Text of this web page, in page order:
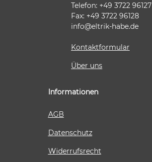
Telefon: +49 3722 96127
Fax: +49 3722 96128
info@eltrik-habe.de
Kontaktformular
Über uns
Informationen
AGB
Datenschutz
Widerrufsrecht